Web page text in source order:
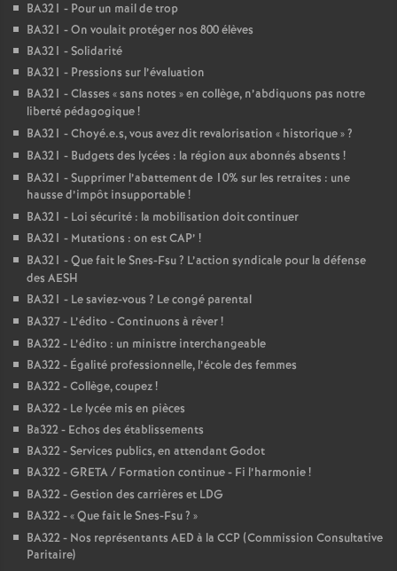
BA321 - Pour un mail de trop
BA321 - On voulait protéger nos 800 élèves
BA321 - Solidarité
BA321 - Pressions sur l’évaluation
BA321 - Classes «sans notes » en collège, n’abdiquons pas notre
liberté pédagogique!
BA321 - Choyé.e.s, vous avez dit revalorisation « historique»?
BA321 - Budgets des lycées : la région aux abonnés absents !
BA321 - Supprimer l’abattement de 10% sur les retraites : une
hausse d’impôt insupportable!
BA321 - Loi sécurité : la mobilisation doit continuer
BA321 - Mutations : on est CAP’ !
BA321 - Que fait le Snes-Fsu? L’action syndicale pour la défense
des AESH
BA321 - Le saviez-vous ? Le congé parental
BA327 - L’édito - Continuons à rêver!
BA322 - L’édito : un ministre interchangeable
BA322 - Égalité professionnelle, l’école des femmes
BA322 - Collège, coupez!
BA322 - Le lycée mis en pièces
Ba322 - Echos des établissements
BA322 - Services publics, en attendant Godot
BA322 - GRETA / Formation continue - Fi l’harmonie!
BA322 - Gestion des carrières et LDG
BA322 - «Que fait le Snes-Fsu? »
BA322 - Nos représentants AED à la CCP (Commission Consultative
Paritaire)